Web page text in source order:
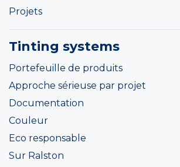
Projets
Tinting systems
Portefeuille de produits
Approche sérieuse par projet
Documentation
Couleur
Eco responsable
Sur Ralston